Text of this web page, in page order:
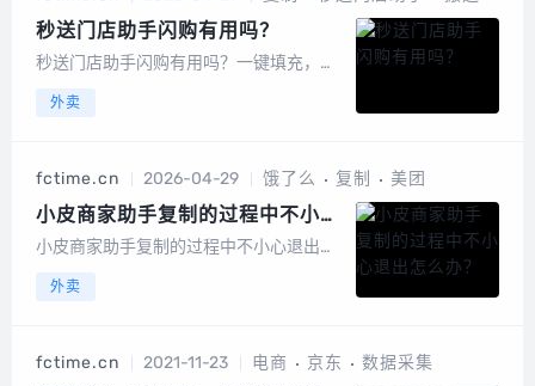
格3.一键核销团购和批量核销！支持...
秒送门店助手闪购有用吗？
秒送门店助手闪购有用吗？一键填充，没
包月版用户群体：京东服务商支持平台：
去水印/一键强制显示商品到前端/登录...
外卖
fctime.cn 2026-04-29 饿了么 复制 美团
小皮商家助手复制的过程中不小心
退出怎么办？
小皮商家助手复制的过程中不小心退出怎
铺，右键点一下选择登录的店铺就可以...
外卖
fctime.cn 2021-11-23 电商 京东 数据采集